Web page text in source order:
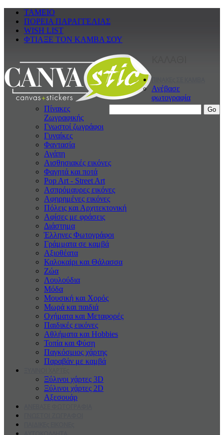
ΤΑΜΕΙΟ
ΠΟΡΕΙΑ ΠΑΡΑΓΓΕΛΙΑΣ
WISH LIST
ΦΤΙΑΞΕ ΤΟΝ ΚΑΜΒΑ ΣΟΥ
Ανέβασε
φωτογραφία
Πίνακες
Ζωγραφικής
Γνωστοί ζωγράφοι
Γυναίκες
Φαντασία
Αγάπη
Αισθησιακές εικόνες
Φαγητά και ποτά
Pop Art - Street Art
Ασπρόμαυρες εικόνες
Αφηρημένες εικόνες
Πόλεις και Αρχιτεκτονική
Αφίσες με φράσεις
Διάστημα
Έλληνες Φωτογράφοι
Γράμματα σε καμβά
Αξιοθέατα
Καλοκαiρι και Θάλασσα
Ζώα
Λουλούδια
Μόδα
Μουσική και Χορός
Μωρά και παιδιά
Οχήματα και Μεταφορές
Παιδικές εικόνες
Αθλήματα και Hobbies
Τοπία και Φύση
Παγκόσμιος χάρτης
Παραβάν με καμβά
Ξύλινοι χάρτες 3D
Ξύλινοι χάρτες 2D
Αξεσουάρ